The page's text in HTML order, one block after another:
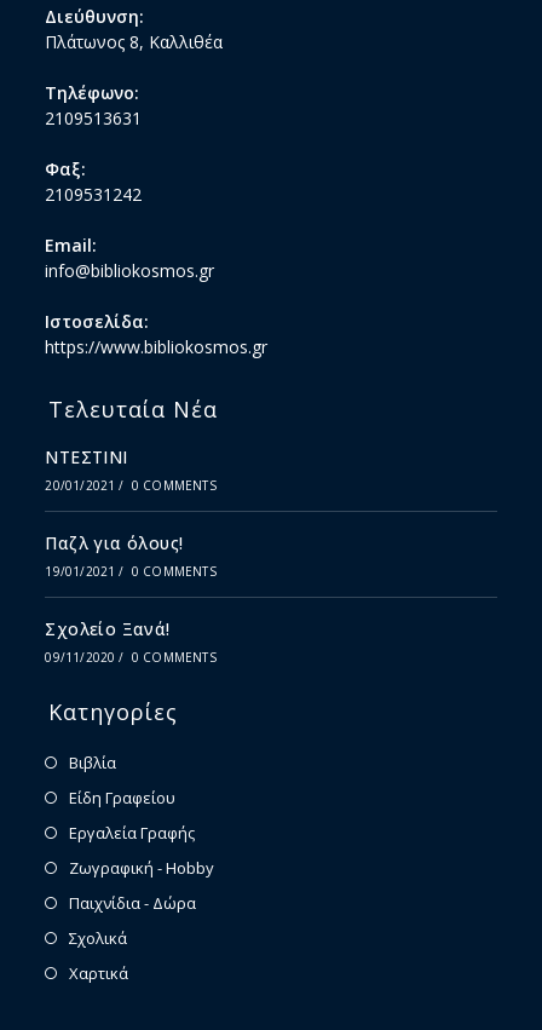
Διεύθυνση:
Πλάτωνος 8, Καλλιθέα
Τηλέφωνο:
2109513631
Φαξ:
2109531242
Email:
info@bibliokosmos.gr
Ιστοσελίδα:
https://www.bibliokosmos.gr
Τελευταία Νέα
ΝΤΕΣΤΙΝΙ
20/01/2021 / 0 COMMENTS
Παζλ για όλους!
19/01/2021 / 0 COMMENTS
Σχολείο Ξανά!
09/11/2020 / 0 COMMENTS
Κατηγορίες
Βιβλία
Είδη Γραφείου
Εργαλεία Γραφής
Ζωγραφική - Hobby
Παιχνίδια - Δώρα
Σχολικά
Χαρτικά